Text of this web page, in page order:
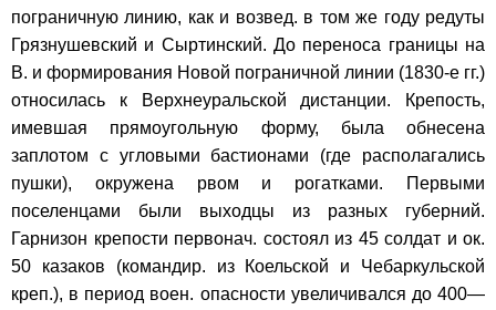
пограничную линию, как и возвед. в том же году редуты
Грязнушевский и Сыртинский. До переноса границы на
В. и формирования Новой пограничной линии (1830-е гг.)
относилась к Верхнеуральской дистанции. Крепость,
имевшая прямоугольную форму, была обнесена
заплотом с угловыми бастионами (где располагались
пушки), окружена рвом и рогатками. Первыми
поселенцами были выходцы из разных губерний.
Гарнизон крепости первонач. состоял из 45 солдат и ок.
50 казаков (командир. из Коельской и Чебаркульской
креп.), в период воен. опасности увеличивался до 400—